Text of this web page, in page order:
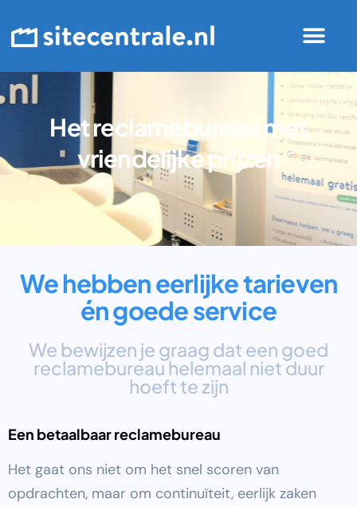
Het reclamebureau met
vriendelijke prijzen​
We hebben eerlijke tarieven
én goede service
We bewijzen je graag dat een goed
reclamebureau helemaal niet duur
hoeft te zijn
Een betaalbaar reclamebureau
Het gaat ons niet om het snel scoren van
opdrachten, maar om continuïteit, eerlijk zaken